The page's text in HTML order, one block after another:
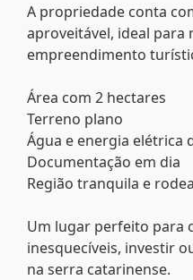
A propriedade conta
aproveitável, ideal para
empreendimento
Área com 2 hectares
Terreno plano
Água e energia elétrica
Documentação em dia
Região tranquila e
Um lugar perfeito para
inesquecíveis, investir
na serra catarinense.